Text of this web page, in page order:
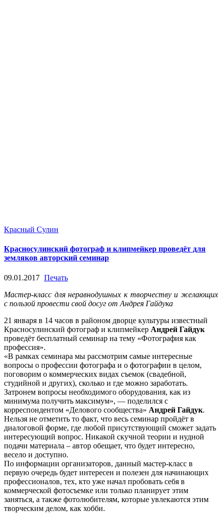
Красный Сулин
Красносулинский фотограф и клипмейкер проведёт для
земляков авторский семинар
09.01.2017 Печать
Мастер-класс для неравнодушных к творчеству и желающих
с пользой провести свой досуг от Андрея Гайдука
21 января в 14 часов в районом дворце культуры известный
Красносулинский фотограф и клипмейкер Андрей Гайдук
проведёт бесплатный семинар на тему «Фотография как
профессия».
«В рамках семинара мы рассмотрим самые интересные
вопросы о профессии фотографа и о фотографии в целом,
поговорим о коммерческих видах съемок (свадебной,
студийной и других), сколько и где можно заработать.
Затронем вопросы необходимого оборудования, как из
минимума получить максимум», — поделился с
корреспондентом «Делового сообщества» Андрей Гайдук.
Нельзя не отметить то факт, что весь семинар пройдёт в
диалоговой форме, где любой присутствующий сможет задать
интересующий вопрос. Никакой скучной теории и нудной
подачи материала – автор обещает, что будет интересно,
весело и доступно.
По информации организаторов, данный мастер-класс в
первую очередь будет интересен и полезен для начинающих
профессионалов, тех, кто уже начал пробовать себя в
коммерческой фотосъемке или только планирует этим
заняться, а также фотолюбителям, которые увлекаются этим
творческим делом, как хобби.